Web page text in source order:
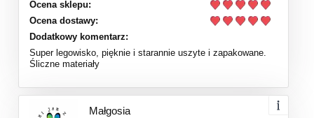
Ocena sklepu:
Ocena dostawy:
Dodatkowy komentarz:
Super legowisko, pięknie i starannie uszyte i zapakowane.
Śliczne materiały
Małgosia